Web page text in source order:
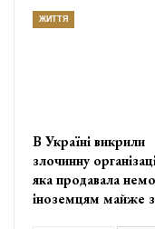
ЖИТТЯ
В Україні викрили
злочинну
яка продавала
іноземцям майже